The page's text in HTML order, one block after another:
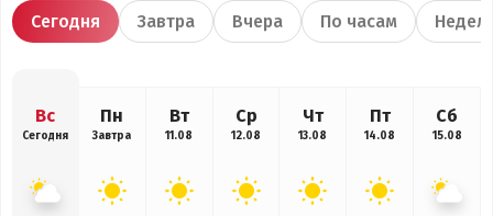
Сегодня Завтра Вчера По часам
Вс
Сегодня
Пн
Завтра
Вт
11.08
Ср
12.08
Чт
13.08
Пт
14.08
Сб
15.08